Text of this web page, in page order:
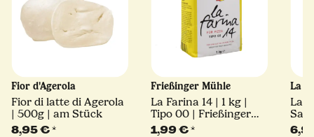
Fior d'Agerola
Fior di latte di Agerola
| 500g | am Stück
8,95 €*
Frießinger Mühle
La Farina 14 | 1 kg |
Tipo 00 | Frießinger
Mühle
1,99 €*
La
La
180